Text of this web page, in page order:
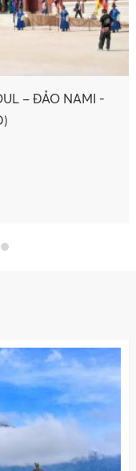
- Phượng Hoàng